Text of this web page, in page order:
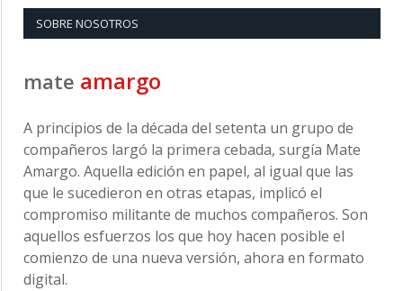
SOBRE NOSOTROS
mate amargo
A principios de la década del setenta un grupo de
compañeros largó la primera cebada, surgía Mate
Amargo. Aquella edición en papel, al igual que las
que le sucedieron en otras etapas, implicó el
compromiso militante de muchos compañeros. Son
aquellos esfuerzos los que hoy hacen posible el
comienzo de una nueva versión, ahora en formato
digital.